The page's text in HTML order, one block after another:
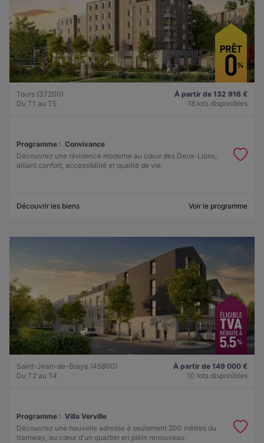
Tours (37200)
Du T1 au T5
À partir de 132 916 €
18 lots disponibles
Programme : Convivance
Découvrez une résidence moderne au cœur des Deux-Lions,
alliant confort, accessibilité et qualité de vie.
Découvrir les biens Voir le programme
Saint-Jean-de-Braye (45800)
Du T2 au T4
À partir de 149 000 €
10 lots disponibles
Programme : Villa Verville
Découvrez une nouvelle adresse à seulement 200 mètres du
tramway, au cœur d'un quartier en plein renouveau.